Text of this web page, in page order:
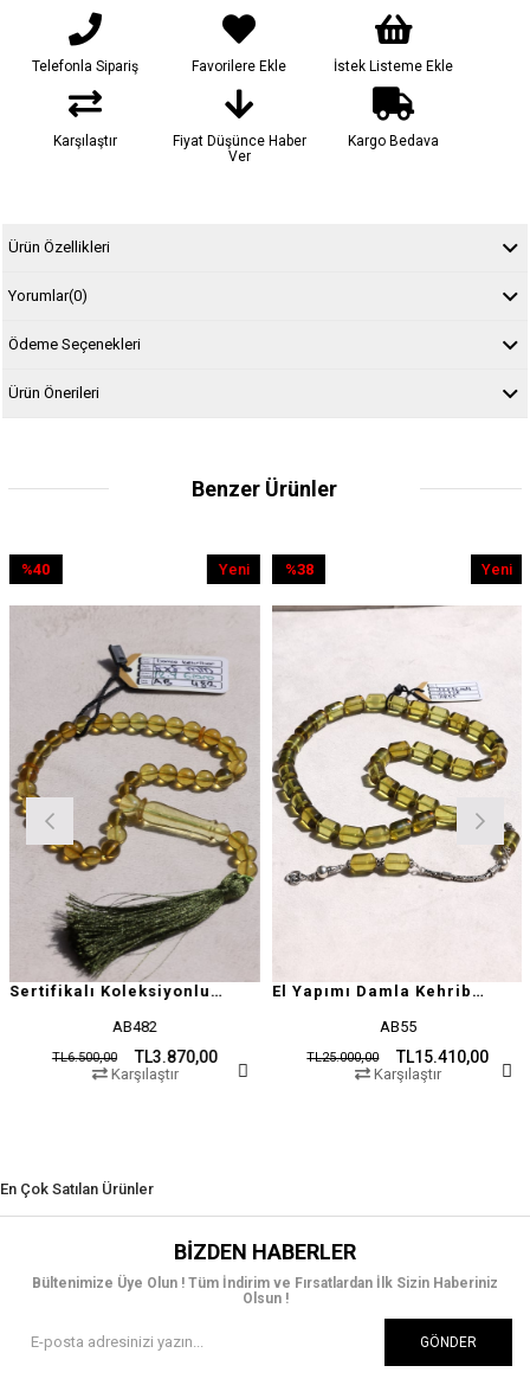
Telefonla Sipariş Favorilere Ekle İstek Listeme Ekle
Karşılaştır
Fiyat Düşünce Haber
Ver
Kargo Bedava
Ürün Özellikleri
Yorumlar(0)
Ödeme Seçenekleri
Ürün Önerileri
Benzer Ürünler
Sertifikalı Koleksiyonluk Özel Seri Damla Kehribar
AB482
TL3.870,00
TL6.500,00
Karşılaştır
El Yapımı Damla Kehribar Tesbih
TL15.410,00
TL25.000,00
%38
Karşılaştır
%2
En Çok Satılan Ürünler
BIZDEN HABERLER
Bültenimize Üye Olun ! Tüm İndirim ve Fırsatlardan İlk Sizin Haberiniz
Olsun !
GÖNDER